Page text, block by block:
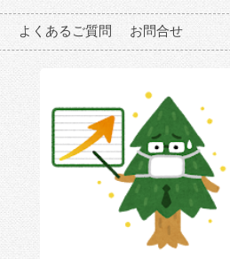
よくあるご質問 お問合せ